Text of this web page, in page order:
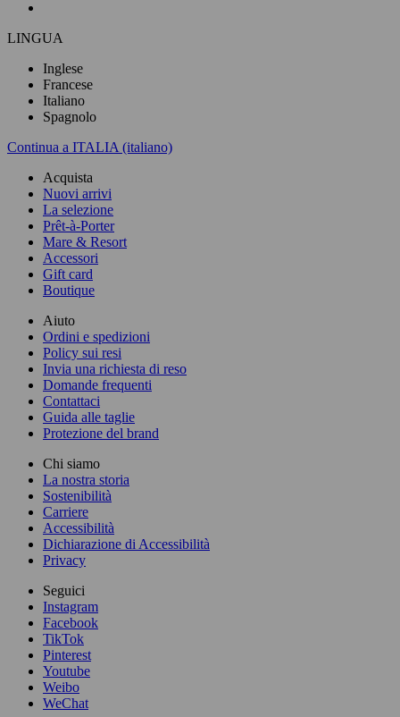
LINGUA
Inglese
Francese
Italiano
Spagnolo
Continua a ITALIA (italiano)
Acquista
Nuovi arrivi
La selezione
Prêt-à-Porter
Mare & Resort
Accessori
Gift card
Boutique
Aiuto
Ordini e spedizioni
Policy sui resi
Invia una richiesta di reso
Domande frequenti
Contattaci
Guida alle taglie
Protezione del brand
Chi siamo
La nostra storia
Sostenibilità
Carriere
Accessibilità
Dichiarazione di Accessibilità
Privacy
Seguici
Instagram
Facebook
TikTok
Pinterest
Youtube
Weibo
WeChat